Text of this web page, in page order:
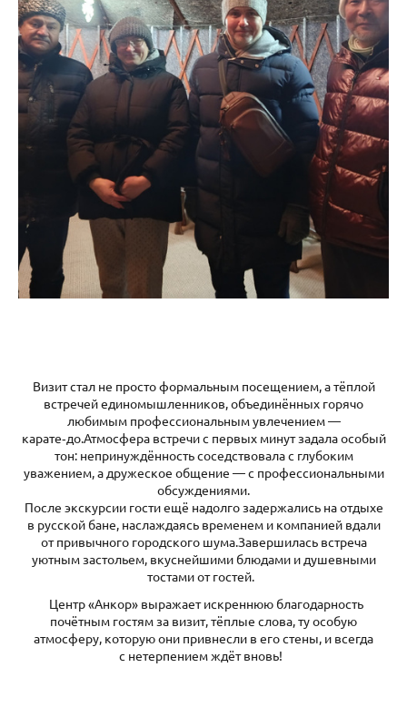
Визит стал не просто формальным посещением, а тёплой
встречей единомышленников, объединённых горячо
любимым профессиональным увлечением —
карате‑до.Атмосфера встречи с первых минут задала особый
тон: непринуждённость соседствовала с глубоким
уважением, а дружеское общение — с профессиональными
обсуждениями.
После экскурсии гости ещё надолго задержались на отдыхе
в русской бане, наслаждаясь временем и компанией вдали
от привычного городского шума.Завершилась встреча
уютным застольем, вкуснейшими блюдами и душевными
тостами от гостей.
Центр «Анкор» выражает искреннюю благодарность
почётным гостям за визит, тёплые слова, ту особую
атмосферу, которую они привнесли в его стены, и всегда
с нетерпением ждёт вновь!